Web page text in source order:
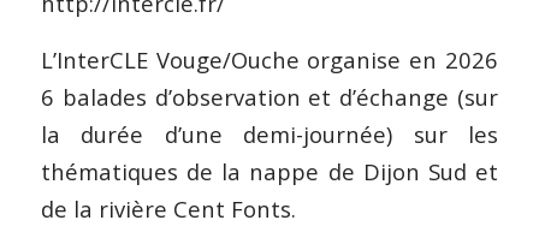
L’InterCLE Vouge/Ouche organise en 2026
6 balades d’observation et d’échange (sur
la durée d’une demi-journée) sur les
thématiques de la nappe de Dijon Sud et
de la rivière Cent Fonts.